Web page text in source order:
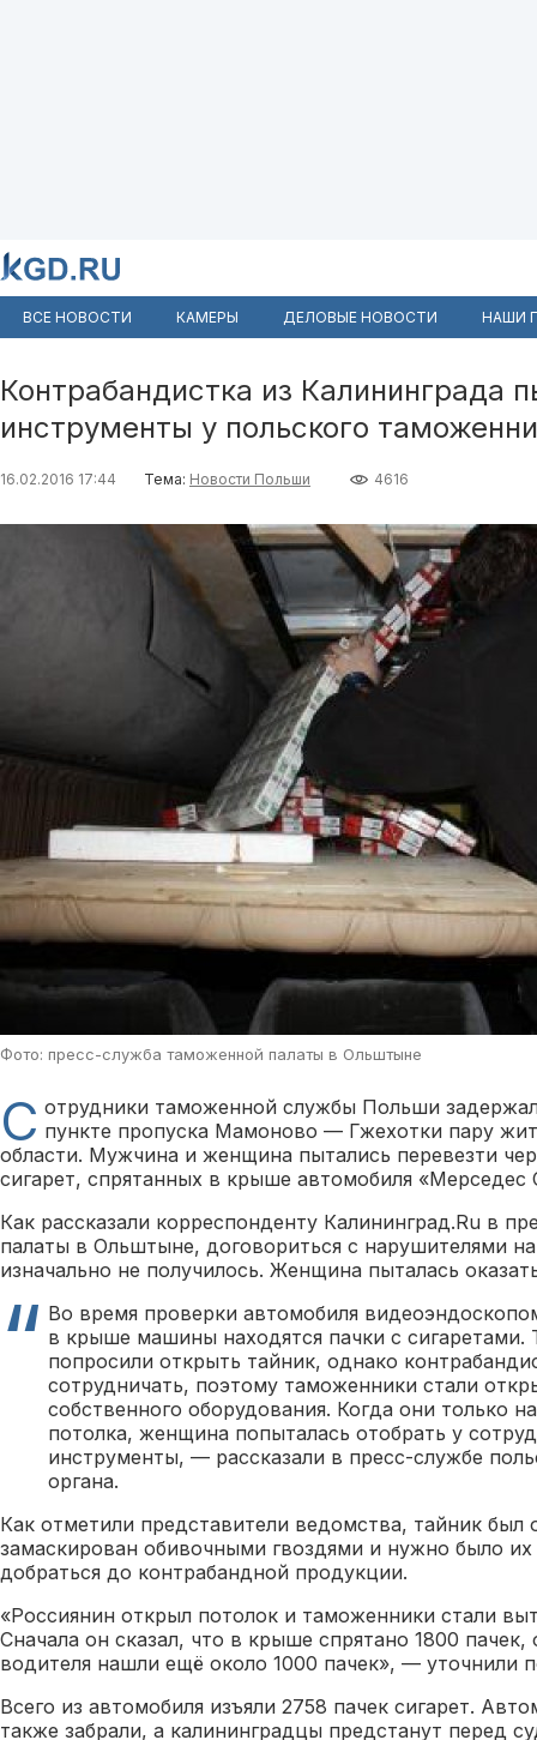
ВСЕ НОВОСТИ КАМЕРЫ ДЕЛОВЫЕ НОВОСТИ НАШИ
Контрабандистка из Калининграда
инструменты у польского
16.02.2016 17:44 Тема: Новости Польши 4616
Фото: пресс-служба таможенной палаты в Ольштыне
С отрудники таможенной службы Польши
пункте пропуска Мамоново — Гжехотки пару
области. Мужчина и женщина пытались перевезти
сигарет, спрятанных в крыше автомобиля «Мерседес
Как рассказали корреспонденту Калининград.Ru в
палаты в Ольштыне, договориться с нарушителями
изначально не получилось. Женщина пыталась
Во время проверки автомобиля
в крыше машины находятся пачки с сигаретами.
попросили открыть тайник, однако
сотрудничать, поэтому таможенники стали
собственного оборудования. Когда они только
потолка, женщина попыталась отобрать у
инструменты, — рассказали в пресс-службе
органа.
Как отметили представители ведомства, тайник был
замаскирован обивочными гвоздями и нужно было
добраться до контрабандной продукции.
«Россиянин открыл потолок и таможенники стали
Сначала он сказал, что в крыше спрятано 1800
водителя нашли ещё около 1000 пачек», — уточнили
Всего из автомобиля изъяли 2758 пачек сигарет.
также забрали, а калининградцы предстанут перед